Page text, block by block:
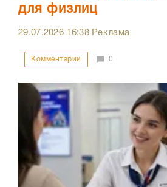
для физлиц
29.07.2026 16:38Реклама
Комментарии 0